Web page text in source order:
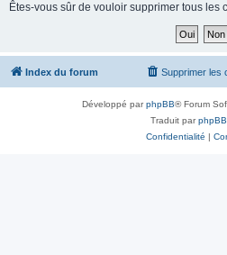
Êtes-vous sûr de vouloir supprimer tous les
Index du forum Supprimer les
Développé parphpBB® Forum
Traduit par
Confidentialité |